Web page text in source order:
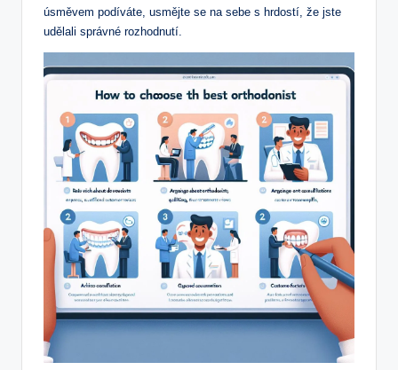
úsměvem podíváte, usmějte se na sebe s hrdostí, že jste
udělali správné rozhodnutí.